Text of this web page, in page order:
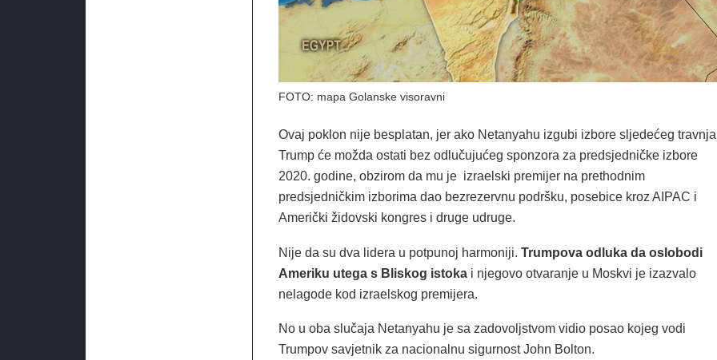
FOTO: mapa Golanske visoravni
Ovaj poklon nije besplatan, jer ako Netanyahu izgubi izbore sljedećeg
Trump će možda ostati bez odlučujućeg sponzora za predsjedničke izbore
2020. godine, obzirom da mu je izraelski premijer na prethodnim
predsjedničkim izborima dao bezrezervnu podršku, posebice kroz AIPAC i
Američki židovski kongres i druge udruge.
Nije da su dva lidera u potpunoj harmoniji. Trumpova odluka da oslobodi
Ameriku utega s Bliskog istokai njegovo otvaranje u Moskvi je izazvalo
nelagode kod izraelskog premijera.
No u oba slučaja Netanyahu je sa zadovoljstvom vidio posao kojeg vodi
Trumpov savjetnik za nacionalnu sigurnost John Bolton.